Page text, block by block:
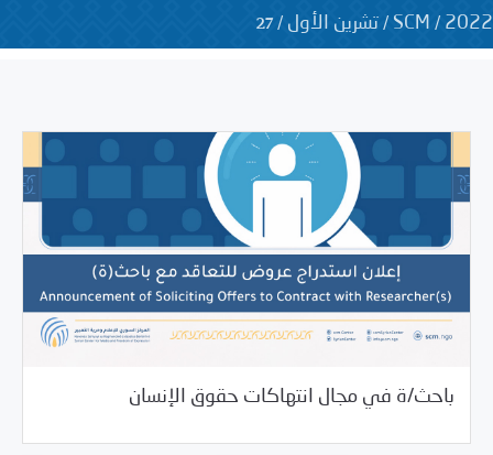
SCM / 2022
/ تشرين الأول /
27
باحث/ة في مجال انتهاكات حقوق الإنسان